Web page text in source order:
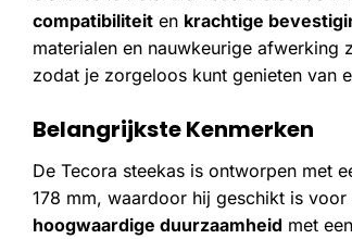
compatibiliteit en krachtige
materialen en nauwkeurige afwerking
zodat je zorgeloos kunt genieten van
Belangrijkste Kenmerken
De Tecora steekas is ontworpen met
178 mm, waardoor hij geschikt is
hoogwaardige duurzaamheid met een